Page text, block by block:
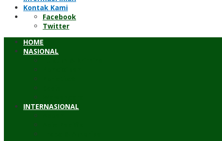
Kontak Kami
Facebook
Twitter
HOME
NASIONAL
INTERNASIONAL